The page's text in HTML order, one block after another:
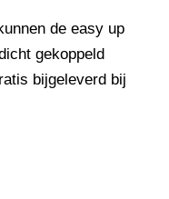
de easy up
gekoppeld
bijgeleverd bij